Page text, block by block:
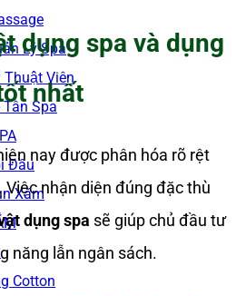
Lý Spa
Thuật Viên
Spa
Đầu
Xăm
Cotton
dụng spa và dụng
nhất
nay được phân hóa rõ rệt
nhận diện đúng đặc thù
dụng spa sẽ giúp chủ đầu tư
năng lẫn ngân sách.